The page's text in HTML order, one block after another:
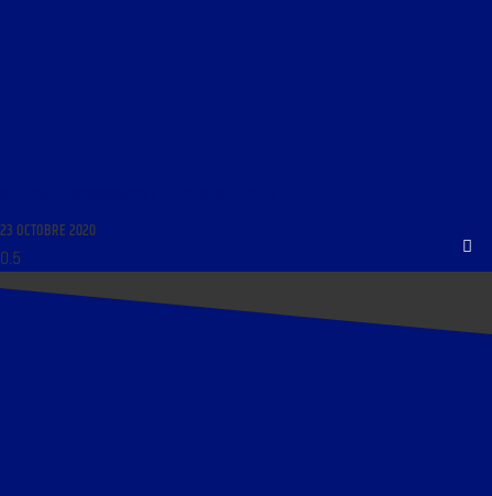
23 OCTOBRE 2020